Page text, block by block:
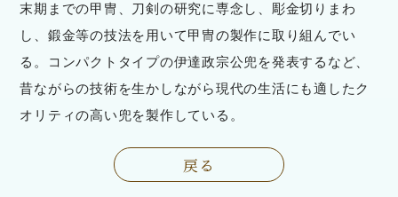
末期までの甲冑、刀剣の研究に専念し、彫金切りまわ
し、鍛金等の技法を用いて甲冑の製作に取り組んでい
る。コンパクトタイプの伊達政宗公兜を発表するなど、
昔ながらの技術を生かしながら現代の生活にも適したク
オリティの高い兜を製作している。
戻る